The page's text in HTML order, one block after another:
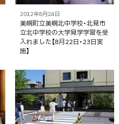
2012年8月24日
美幌町立美幌北中学校・北見市
立北中学校の大学見学学習を受
入れました【8月22日・23日実
施】